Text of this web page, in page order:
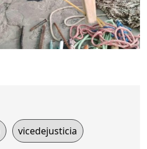
vicedejusticia